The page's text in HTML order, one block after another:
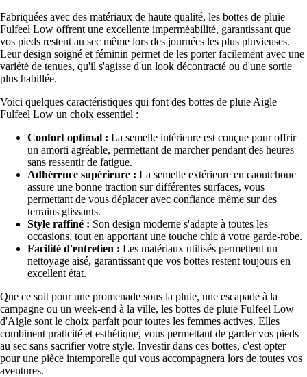
Fabriquées avec des matériaux de haute qualité, les bottes de pluie
Fulfeel Low offrent une excellente imperméabilité, garantissant que
vos pieds restent au sec même lors des journées les plus pluvieuses.
Leur design soigné et féminin permet de les porter facilement avec une
variété de tenues, qu'il s'agisse d'un look décontracté ou d'une sortie
plus habillée.
Voici quelques caractéristiques qui font des bottes de pluie Aigle
Fulfeel Low un choix essentiel :
Confort optimal : La semelle intérieure est conçue pour offrir
un amorti agréable, permettant de marcher pendant des heures
sans ressentir de fatigue.
Adhérence supérieure : La semelle extérieure en caoutchouc
assure une bonne traction sur différentes surfaces, vous
permettant de vous déplacer avec confiance même sur des
terrains glissants.
Style raffiné : Son design moderne s'adapte à toutes les
occasions, tout en apportant une touche chic à votre garde-robe.
Facilité d'entretien : Les matériaux utilisés permettent un
nettoyage aisé, garantissant que vos bottes restent toujours en
excellent état.
Que ce soit pour une promenade sous la pluie, une escapade à la
campagne ou un week-end à la ville, les bottes de pluie Fulfeel Low
d'Aigle sont le choix parfait pour toutes les femmes actives. Elles
combinent praticité et esthétique, vous permettant de garder vos pieds
au sec sans sacrifier votre style. Investir dans ces bottes, c'est opter
pour une pièce intemporelle qui vous accompagnera lors de toutes vos
aventures.